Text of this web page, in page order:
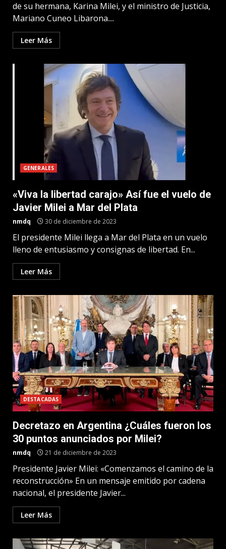
de su hermana, Karina Milei, y el ministro de Justicia,
Mariano Cuneo Libarona....
Leer Más
GENERALES
«Viva la libertad carajo» Así fue el vuelo de
Javier Milei a Mar del Plata
nmdq 30 de diciembre de 2023
El presidente Milei llega a Mar del Plata en un vuelo
lleno de entusiasmo y consignas de libertad. En...
Leer Más
DESTACADAS
Decretazo en Argentina ¿Cuáles fueron los
30 puntos anunciados por Milei?
nmdq 21 de diciembre de 2023
Presidente Javier Milei: «Comenzamos el camino de la
reconstrucción» En un mensaje emitido por cadena
nacional, el presidente Javier...
Leer Más